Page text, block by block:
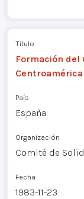
Título
Formación del
Centroamérica
País
España
Organización
Comité de
Fecha
1983-11-23